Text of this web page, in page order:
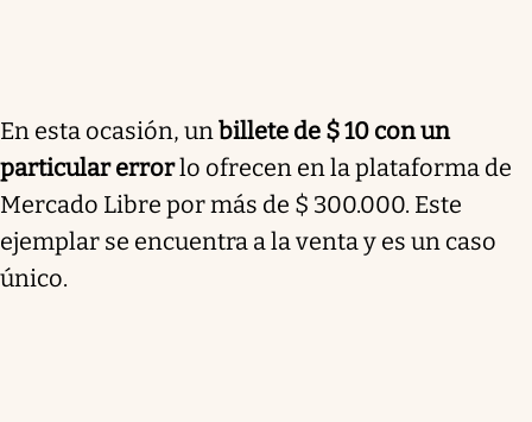
En esta ocasión, unbillete de $ 10 con un
particular errorlo ofrecen en la plataforma de
Mercado Libre por más de $ 300.000. Este
ejemplar se encuentra a la venta y es un caso
único.